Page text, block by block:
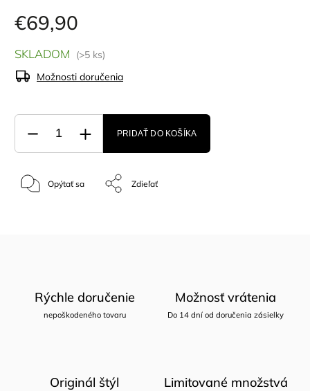
€69,90
SKLADOM
(>5 ks)
Možnosti doručenia
PRIDAŤ DO KOŠÍKA
Opýtať sa Zdieľať
Rýchle doručenie
nepoškodeného tovaru
Možnosť vrátenia
Do 14 dní od doručenia zásielky
Originál štýl Limitované množstvá